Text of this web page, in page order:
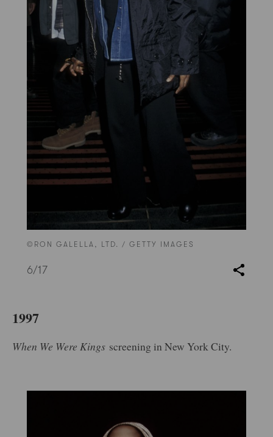
©RON GALELLA, LTD. / GETTY IMAGES
6/17
1997
When We Were Kings screening in New York City.